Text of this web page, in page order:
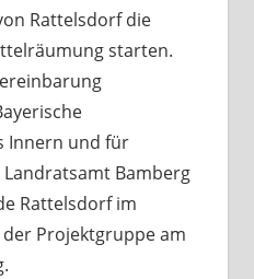
Rattelsdorf die
starten.
Innern und für
Bamberg
Rattelsdorf im
Projektgruppe am